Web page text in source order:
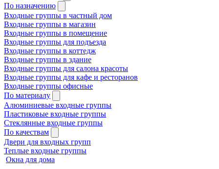
По назначению
Входные группы в частный дом
Входные группы в магазин
Входные группы в помещение
Входные группы для подъезда
Входные группы в коттедж
Входные группы в здание
Входные группы для салона красоты
Входные группы для кафе и ресторанов
Входные группы офисные
По материалу
Алюминиевые входные группы
Пластиковые входные группы
Стеклянные входные группы
По качествам
Двери для входных групп
Теплые входные группы
Окна для дома